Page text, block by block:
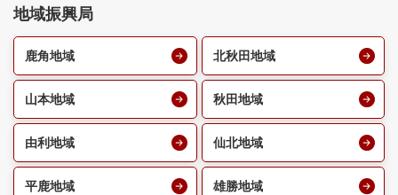
地域振興局
鹿角地域 北秋田地域
山本地域 秋田地域
由利地域 仙北地域
平鹿地域 雄勝地域